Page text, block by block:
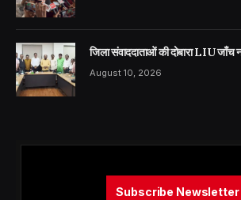
जिला संवाददाताओं की दोबारा LIU जाँच
August 10, 2026
Subscribe Newsletter